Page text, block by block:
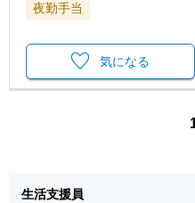
夜勤手当
気になる
生活支援員